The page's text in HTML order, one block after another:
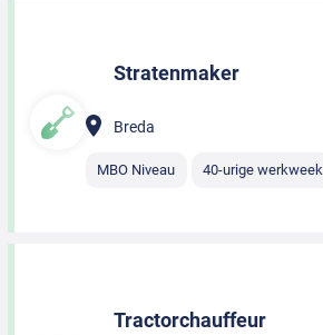
Stratenmaker
Breda
MBO Niveau 40-urige werkweek
Tractorchauffeur